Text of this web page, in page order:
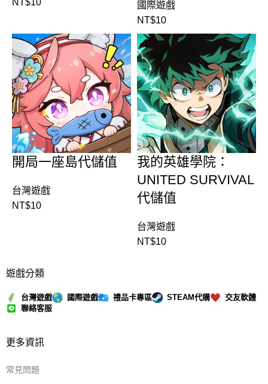
國際遊戲
NT$10
開局一座島代儲值
台灣遊戲
NT$10
我的英雄學院：
UNITED SURVIVAL
代儲值
台灣遊戲
NT$10
遊戲分類
台灣遊戲 國際遊戲 禮品卡專區 STEAM代購
交友軟體
聯絡客服
更多資訊
常見問題